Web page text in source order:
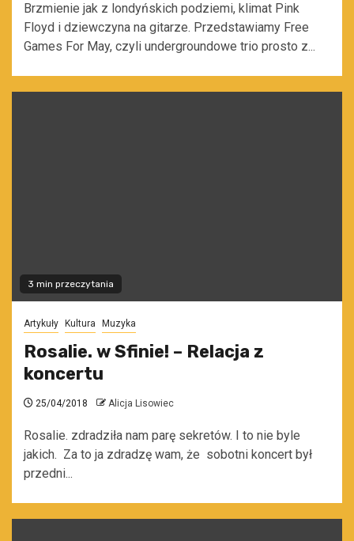
Brzmienie jak z londyńskich podziemi, klimat Pink
Floyd i dziewczyna na gitarze. Przedstawiamy Free
Games For May, czyli undergroundowe trio prosto z...
3 min przeczytania
Artykuły Kultura Muzyka
Rosalie. w Sfinie! – Relacja z
koncertu
25/04/2018 Alicja Lisowiec
Rosalie. zdradziła nam parę sekretów. I to nie byle
jakich. Za to ja zdradzę wam, że sobotni koncert był
przedni...